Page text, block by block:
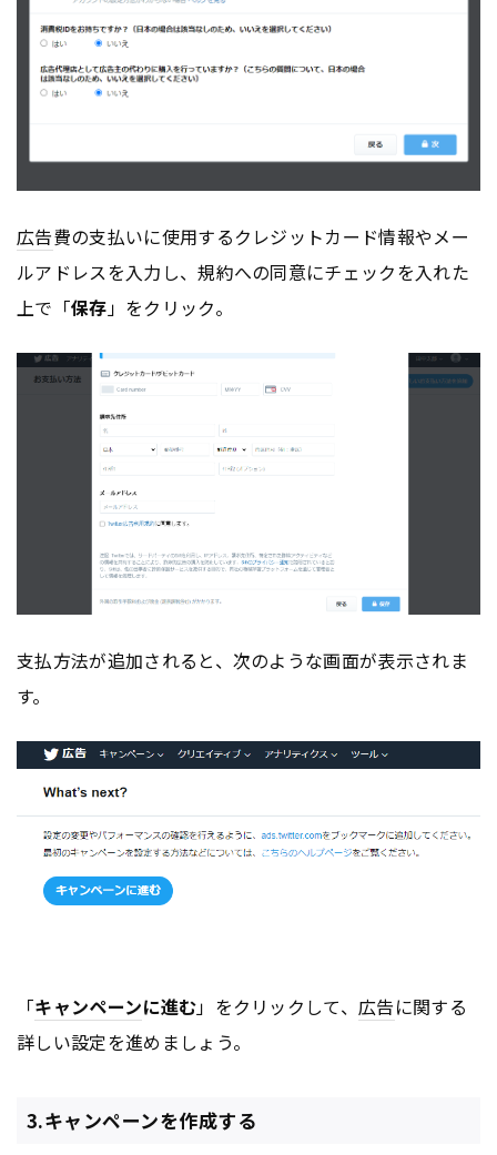
広告費の支払いに使用するクレジットカード情報やメー
ルアドレスを入力し、規約への同意にチェックを入れた
上で「保存」をクリック。
支払方法が追加されると、次のような画面が表示されま
す。
「キャンペーンに進む」をクリックして、広告に関する
詳しい設定を進めましょう。
3.キャンペーンを作成する